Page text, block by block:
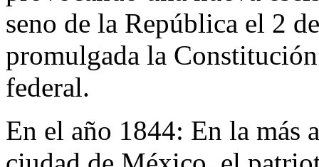
seno de la República el 2
promulgada la
federal.
En el año 1844: En la más